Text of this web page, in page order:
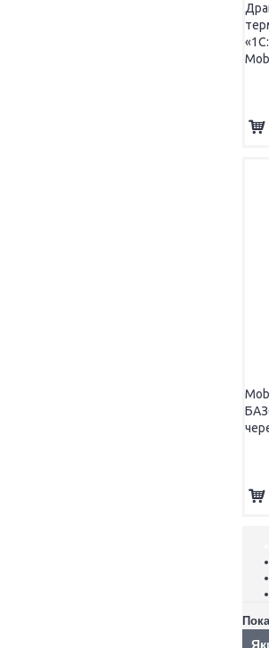
Термо і Термотрансферна